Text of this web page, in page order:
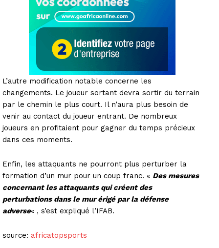
L’autre modification notable concerne les
changements. Le joueur sortant devra sortir du terrain
par le chemin le plus court. Il n’aura plus besoin de
venir au contact du joueur entrant. De nombreux
joueurs en profitaient pour gagner du temps précieux
dans ces moments.
Enfin, les attaquants ne pourront plus perturber la
formation d’un mur pour un coup franc. « Des mesures
concernant les attaquants qui créent des
perturbations dans le mur érigé par la défense
adverse« , s’est expliqué l’IFAB.
source: africatopsports